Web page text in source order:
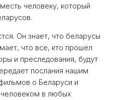
человеку, который
Он знает, что беларусы
что все, кто прошёл
и преследования, будут
послания нашим
о Беларуси и
в любых